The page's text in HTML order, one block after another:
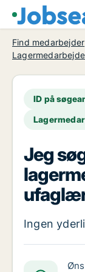
Find medarbejder
ID på
Jeg
Ingen